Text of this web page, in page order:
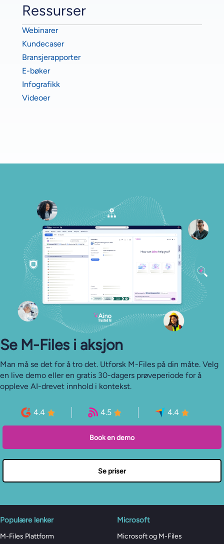
Ressurser
Webinarer
Kundecaser
Bransjerapporter
E-bøker
Infografikk
Videoer
Se M-⁠Files i aksjon
Man må se det for å tro det. Utforsk M-Files på din måte. Velg
en live demo eller en gratis 30-dagers prøveperiode for å
oppleve AI-drevet innhold i kontekst.
4.4 4.5 4.4
Book en demo
Se priser
Populære lenker
M-Files Plattform
Microsoft
Microsoft og M-Files